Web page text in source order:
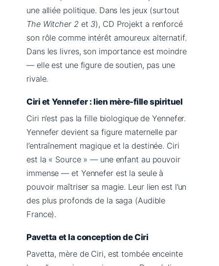
une alliée politique. Dans les jeux (surtout
The Witcher 2 et 3), CD Projekt a renforcé
son rôle comme intérêt amoureux alternatif.
Dans les livres, son importance est moindre
— elle est une figure de soutien, pas une
rivale.
Ciri et Yennefer : lien mère-fille spirituel
Ciri n’est pas la fille biologique de Yennefer.
Yennefer devient sa figure maternelle par
l’entraînement magique et la destinée. Ciri
est la « Source » — une enfant au pouvoir
immense — et Yennefer est la seule à
pouvoir maîtriser sa magie. Leur lien est l’un
des plus profonds de la saga (Audible
France).
Pavetta et la conception de Ciri
Pavetta, mère de Ciri, est tombée enceinte